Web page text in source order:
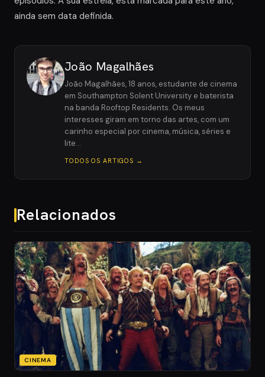
ainda sem data definida.
João Magalhães
João Magalhães, 18 anos, estudante de cinema
em Southampton Solent University e baterista
na banda Rooftop Residents. Os meus
interesses giram em torno das artes, com um
carinho especial por cinema, música, séries e
lite…
TODOS OS ARTIGOS →
Relacionados
CINEMA